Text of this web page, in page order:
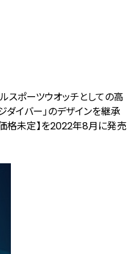
スポーツウオッチとしての高
ダイバー」のデザインを継承
格未定】を2022年8月に発売